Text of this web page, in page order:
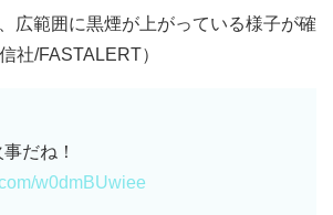
広範囲に黒煙が上がっている様子が確
社/FASTALERT）
だね！
w0dmBUwiee